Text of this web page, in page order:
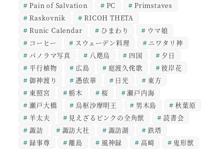
Pain of Salvation
PC
Primstaves
Raskovnik
RICOH THETA
Runic Calendar
ひまわり
ウマ娘
コーヒー
スウェーデン料理
ニワタリ神
パノラマ写真
八咫烏 四国
夕日
平行植物
広島 庭渡久侘歌
彼岸花
御神渡り
憑依華 日光
東方
東照宮
栃木 桜
瀬戸内海
瀬戸大橋
烏枢沙摩明王 男木島
秋葉原
羊太夫
見えざるピンクの全角獣
読書会
諏訪
諏訪大社 諏訪湖
鉄塔
録事尊
離島 風神録 高崎 鬼形獣